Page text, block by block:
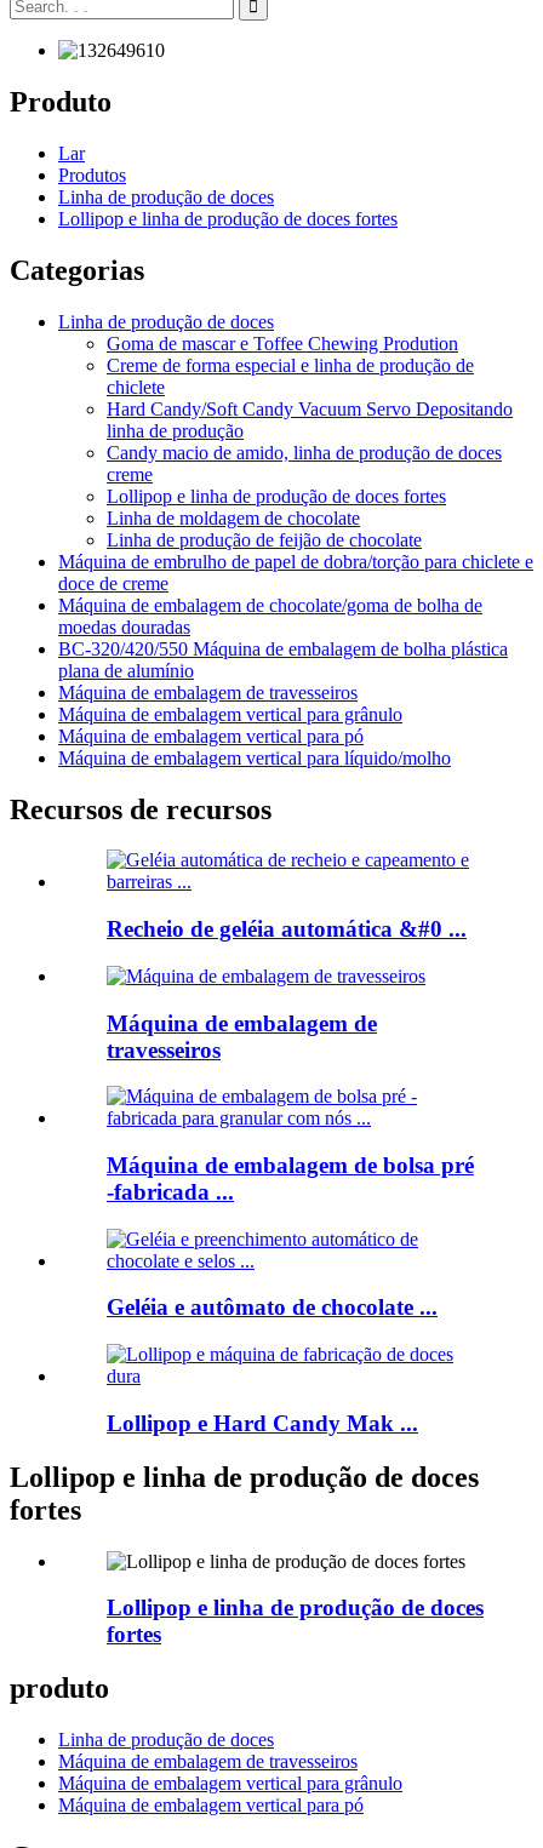
Produto
Lar
Produtos
Linha de produção de doces
Lollipop e linha de produção de doces fortes
Categorias
Linha de produção de doces
Goma de mascar e Toffee Chewing Prodution
Creme de forma especial e linha de produção de
chiclete
Hard Candy/Soft Candy Vacuum Servo Depositando
linha de produção
Candy macio de amido, linha de produção de doces
creme
Lollipop e linha de produção de doces fortes
Linha de moldagem de chocolate
Linha de produção de feijão de chocolate
Máquina de embrulho de papel de dobra/torção para chiclete e
doce de creme
Máquina de embalagem de chocolate/goma de bolha de
moedas douradas
BC-320/420/550 Máquina de embalagem de bolha plástica
plana de alumínio
Máquina de embalagem de travesseiros
Máquina de embalagem vertical para grânulo
Máquina de embalagem vertical para pó
Máquina de embalagem vertical para líquido/molho
Recursos de recursos
Recheio de geléia automática &#0 ...
Máquina de embalagem de
travesseiros
Máquina de embalagem de bolsa pré
-fabricada ...
Geléia e autômato de chocolate ...
Lollipop e Hard Candy Mak ...
Lollipop e linha de produção de doces
fortes
Lollipop e linha de produção de doces
fortes
produto
Linha de produção de doces
Máquina de embalagem de travesseiros
Máquina de embalagem vertical para grânulo
Máquina de embalagem vertical para pó